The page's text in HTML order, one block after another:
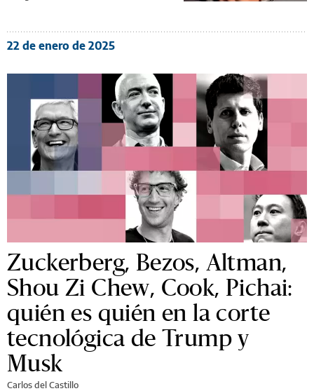
22 de enero de 2025
Zuckerberg, Bezos, Altman,
Shou Zi Chew, Cook, Pichai:
quién es quién en la corte
tecnológica de Trump y
Musk
Carlos del Castillo